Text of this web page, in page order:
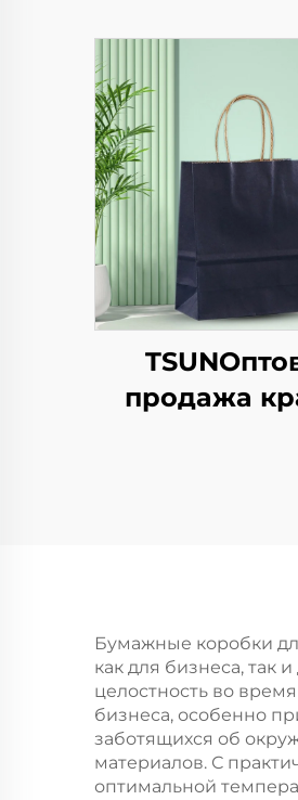
продажа
нанесения
Бумажные коробки
как для бизнеса, так
целостность во
бизнеса, особенно
заботящихся об
материалов. С
оптимальной